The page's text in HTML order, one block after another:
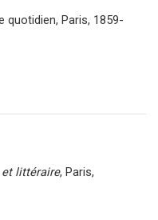
quotidien, Paris, 1859-
et littéraire, Paris,